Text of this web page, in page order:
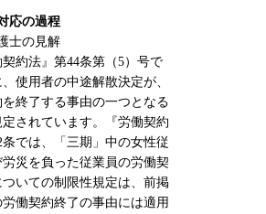
応の過程
士の見解
契約法』第44条第（5）号で
使用者の中途解散決定が、
終了する事由の一つとなる
定されています。『労働契約
条では、「三期」中の女性従
災を負った従業員の労働契
いての制限性規定は、前掲
労働契約終了の事由には適用